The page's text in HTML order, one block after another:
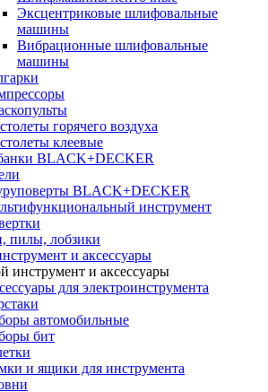
Эксцентриковые шлифовальные
машины
Вибрационные шлифовальные
машины
горячего воздуха
клеевые
BLACK+DECKER
BLACK+DECKER
инструмент
пилы, лобзики
и аксессуары
инструмент и аксессуары
для электроинструмента
автомобильные
бит
и ящики для инструмента